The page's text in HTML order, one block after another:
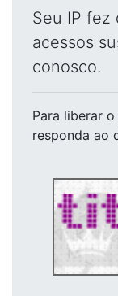
Seu IP fez
acessos
conosco.
Para liberar o
responda ao